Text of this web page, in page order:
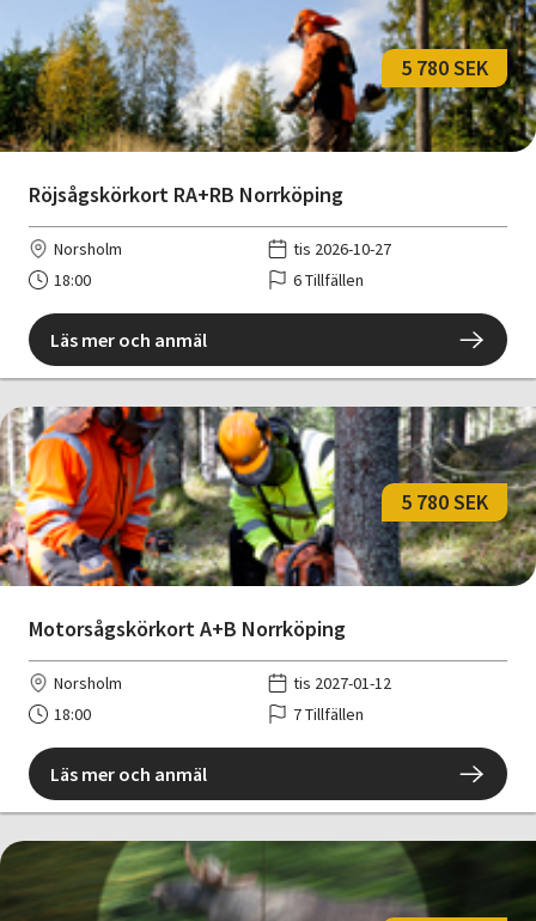
Röjsågskörkort RA+RB Norrköping
5 780 SEK
Norsholm
tis 2026-10-27
18:00
6 Tillfällen
Läs mer och anmäl
Motorsågskörkort A+B Norrköping
5 780 SEK
Norsholm
tis 2027-01-12
18:00
7 Tillfällen
Läs mer och anmäl